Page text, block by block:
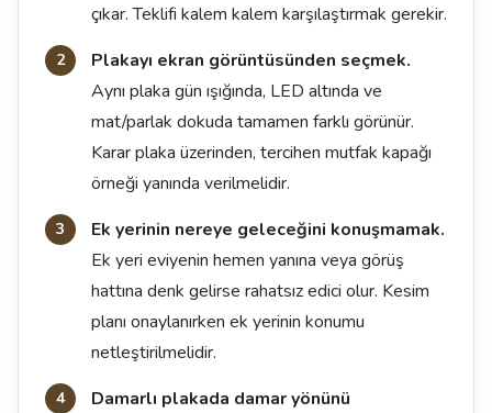
çıkar. Teklifi kalem kalem karşılaştırmak gerekir.
Plakayı ekran görüntüsünden seçmek.
Aynı plaka gün ışığında, LED altında ve
mat/parlak dokuda tamamen farklı görünür.
Karar plaka üzerinden, tercihen mutfak kapağı
örneği yanında verilmelidir.
Ek yerinin nereye geleceğini konuşmamak.
Ek yeri eviyenin hemen yanına veya görüş
hattına denk gelirse rahatsız edici olur. Kesim
planı onaylanırken ek yerinin konumu
netleştirilmelidir.
Damarlı plakada damar yönünü